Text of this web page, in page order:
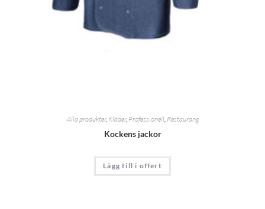
Alla produkter, Kläder, Professionell Restaurang
Kockens jackor
Lägg till i offert